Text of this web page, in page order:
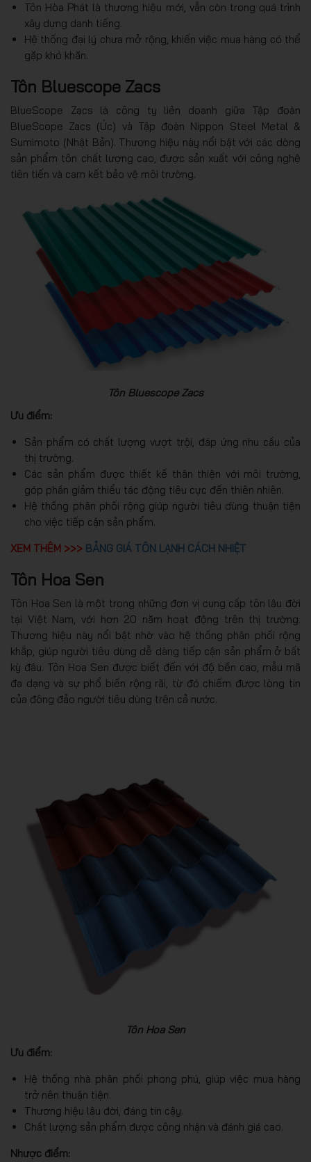
Tôn Hòa Phát là thương hiệu mới, vẫn còn trong quá trình
xây dựng danh tiếng.
Hệ thống đại lý chưa mở rộng, khiến việc mua hàng có thể
gặp khó khăn.
Tôn Bluescope Zacs
BlueScope Zacs là công ty liên doanh giữa Tập đoàn
BlueScope Zacs (Úc) và Tập đoàn Nippon Steel Metal &
Sumimoto (Nhật Bản). Thương hiệu này nổi bật với các dòng
sản phẩm tôn chất lượng cao, được sản xuất với công nghệ
tiên tiến và cam kết bảo vệ môi trường.
Tôn Bluescope Zacs
Ưu điểm:
Sản phẩm có chất lượng vượt trội, đáp ứng nhu cầu của
thị trường.
Các sản phẩm được thiết kế thân thiện với môi trường,
góp phần giảm thiểu tác động tiêu cực đến thiên nhiên.
Hệ thống phân phối rộng giúp người tiêu dùng thuận tiện
cho việc tiếp cận sản phẩm.
XEM THÊM >>> BẢNG GIÁ TÔN LẠNH CÁCH NHIỆT
Tôn Hoa Sen
Tôn Hoa Sen là một trong những đơn vị cung cấp tôn lâu đời
tại Việt Nam, với hơn 20 năm hoạt động trên thị trường.
Thương hiệu này nổi bật nhờ vào hệ thống phân phối rộng
khắp, giúp người tiêu dùng dễ dàng tiếp cận sản phẩm ở bất
kỳ đâu. Tôn Hoa Sen được biết đến với độ bền cao, mẫu mã
đa dạng và sự phổ biến rộng rãi, từ đó chiếm được lòng tin
của đông đảo người tiêu dùng trên cả nước.
Tôn Hoa Sen
Ưu điểm:
Hệ thống nhà phân phối phong phú, giúp việc mua hàng
trở nên thuận tiện.
Thương hiệu lâu đời, đáng tin cậy.
Chất lượng sản phẩm được công nhận và đánh giá cao.
Nhược điểm: